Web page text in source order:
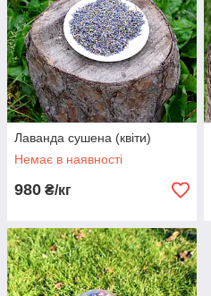
Лаванда сушена (квіти)
Немає в наявності
980 ₴/кг